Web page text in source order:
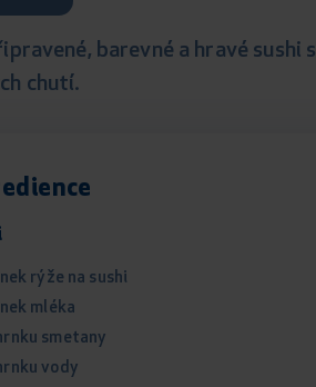
barevné a hravé
chutí.
rýže na sushi
mléka
smetany
vody